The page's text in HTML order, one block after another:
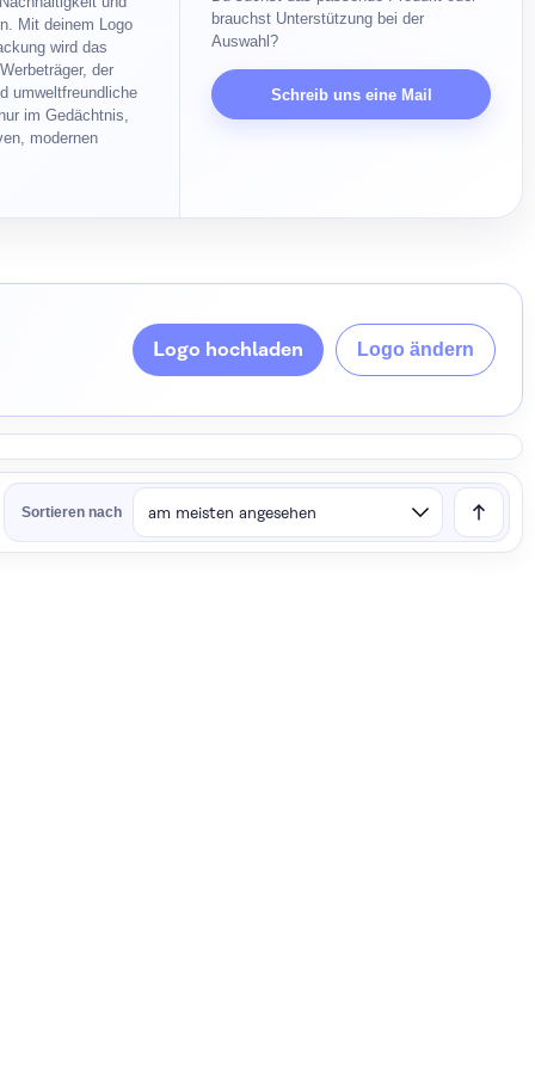
Mit deinem Logo
wird das
der
umweltfreundliche
im Gedächtnis,
modernen
brauchst Unterstützung bei der
Auswahl?
Schreib uns eine Mail
Logo hochladen Logo ändern
Sortieren nach